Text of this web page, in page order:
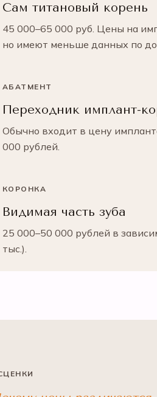
Сам титановый корень
45 000–65 000 руб. Цены на
но имеют меньше данных по
АБАТМЕНТ
Переходник имплант-
Обычно входит в цену
000 рублей.
КОРОНКА
Видимая часть зуба
25 000–50 000 рублей в
тыс.).